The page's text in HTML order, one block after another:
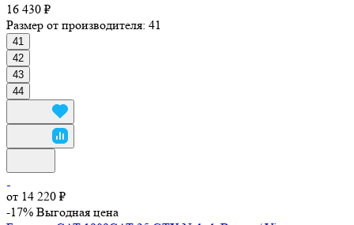
16 430 ₽
Размер от производителя: 41
41
42
43
44
от 14 220 ₽
-17% Выгодная цена